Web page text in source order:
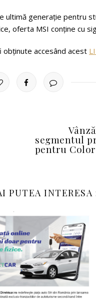
ultimă generație pentru
oferta MSI conține cu
accesând acest
segmentul
pentru
PUTEA INTERESA